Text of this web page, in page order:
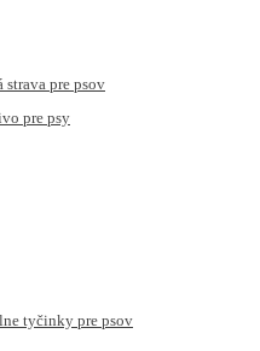
pre psov
pre psy
tyčinky pre psov